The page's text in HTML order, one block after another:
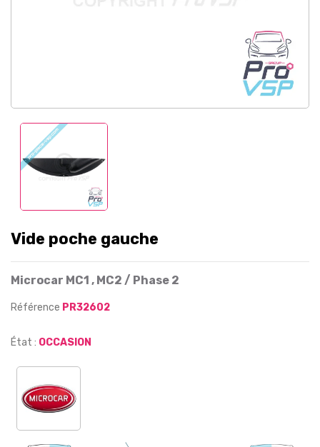
Vide poche gauche
Microcar MC1 , MC2 / Phase 2
Référence PR32602
État : OCCASION